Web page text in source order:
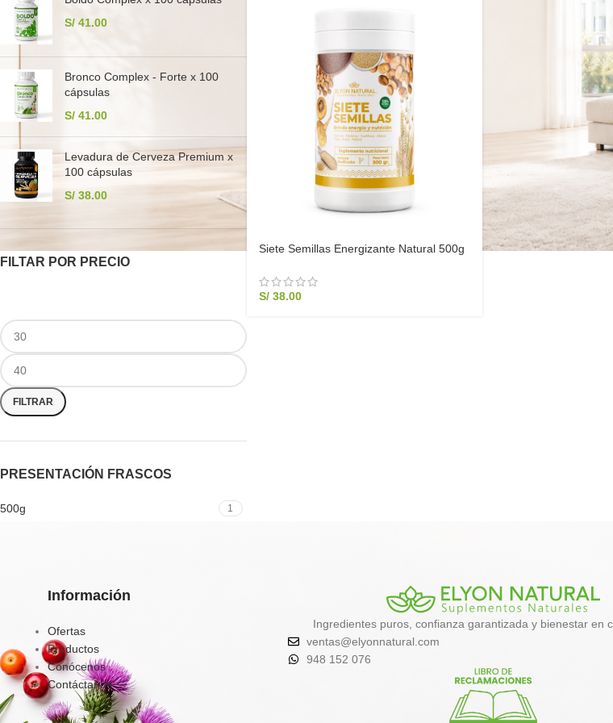
S/ 41.00
Bronco Complex - Forte x 100
cápsulas
S/ 41.00
Levadura de Cerveza Premium x
100 cápsulas
S/ 38.00
FILTAR POR PRECIO
FILTRAR
PRESENTACIÓN FRASCOS
500g 1
Siete Semillas Energizante Natural 500g
S/38.00
Información
Ofertas
Productos
Conócenos
Contáctanos
Ingredientes puros, confianza garantizada y bienestar en
ventas@elyonnatural.com
948 152 076